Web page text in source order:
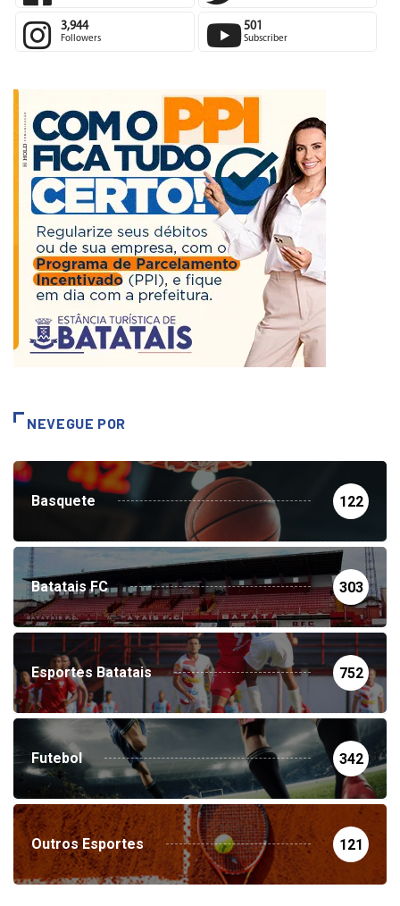
3,944
Followers
501
Subscriber
NEVEGUE POR
Basquete 122
Batatais FC 303
Esportes Batatais 752
Futebol 342
Outros Esportes 121